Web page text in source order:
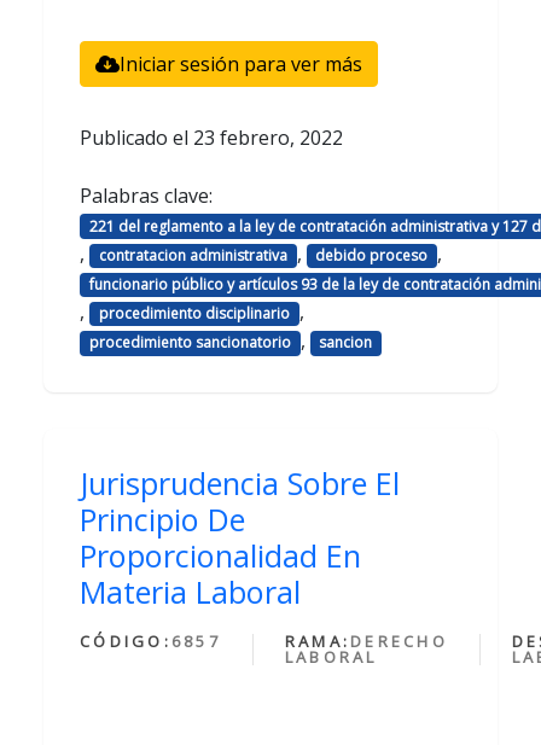
Iniciar sesión para ver más
Publicado el 23 febrero, 2022
Palabras clave:
221 del reglamento a la ley de contratación administrativa y 127
, contratacion administrativa , debido proceso ,
funcionario público y artículos 93 de la ley de contratación
, procedimiento disciplinario ,
procedimiento sancionatorio , sancion
Jurisprudencia Sobre El
Principio De
Proporcionalidad En
Materia Laboral
CÓDIGO: 6857 RAMA: DERECHO
LABORAL